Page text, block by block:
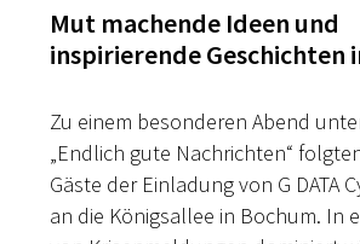
Mut machende Ideen und
inspirierende Geschichten
Zu einem besonderen Abend
„Endlich gute Nachrichten“
Gäste der Einladung von G DATA
an die Königsallee in Bochum. In